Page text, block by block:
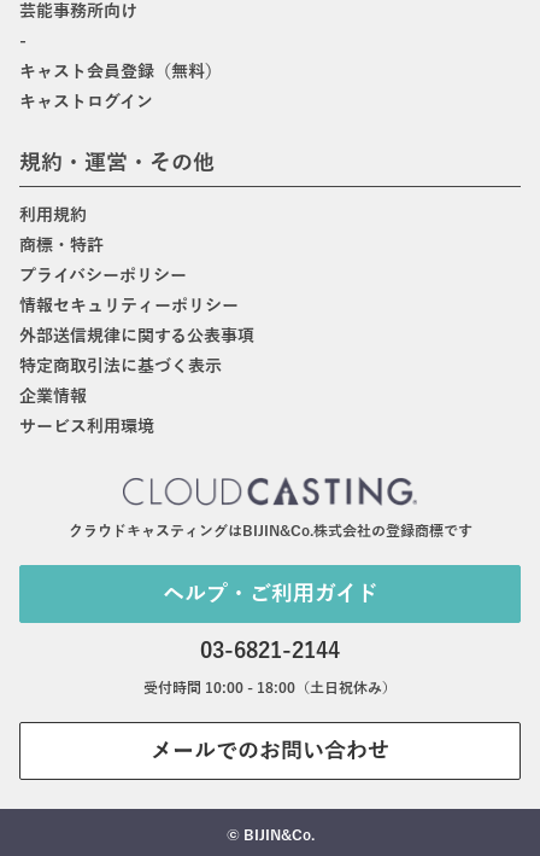
芸能事務所向け
-
キャスト会員登録（無料）
キャストログイン
規約・運営・その他
利用規約
商標・特許
プライバシーポリシー
情報セキュリティーポリシー
外部送信規律に関する公表事項
特定商取引法に基づく表示
企業情報
サービス利用環境
クラウドキャスティングはBIJIN&Co.株式会社の登録商標です
ヘルプ・ご利用ガイド
03-6821-2144
受付時間 10:00 - 18:00（土日祝休み）
メールでのお問い合わせ
© BIJIN&Co.